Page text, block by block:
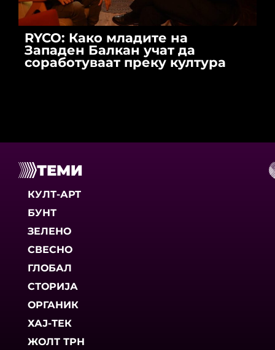
RYCO: Како младите на
Западен Балкан учат да
соработуваат преку култура
ТЕМИ
КУЛТ-АРТ
БУНТ
ЗЕЛЕНО
СВЕСНО
ГЛОБАЛ
СТОРИЈА
ОРГАНИК
ХАЈ-ТЕК
ЖОЛТ ТРН